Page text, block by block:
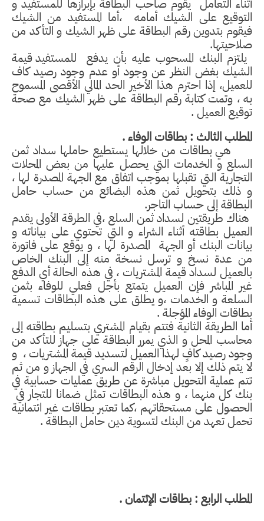
أثناء التعامل يقوم صاحب البطاقة بإبرازها للمستفيد و
التوقيع على الشيك أمامه ،أما المستفيد من الشيك
فيقوم بتدوين رقم البطاقة على ظهر الشيك و التأكد من
صلاحيتها.
يلتزم البنك المسحوب عليه بأن يدفع للمستفيد قيمة
الشيك بغض النظر عن وجود أو عدم وجود رصيد كاف
للعميل، إذا احترم هذا الأخير الحد المالي الأقصى المسموح
به ، وتمت كتابة رقم البطاقة على ظهر الشيك مع صحة
توقيع العميل .
المطلب الثالث : بطاقات الوفاء .
هي بطاقات من خلالها يستطيع حاملها سداد ثمن
السلع و الخدمات التي يحصل عليها من بعض المحلات
التجارية التي تقبلها بموجب اتفاق مع الجهة المصدرة لها ،
و ذلك بتحويل ثمن هذه البضائع من حساب حامل
البطاقة إلى حساب التاجر.
هناك طريقتين لسداد ثمن السلع ،في الطرقة الأولى يقدم
العميل بطاقته أثناء الشراء و التي تحتوي على بياناته و
بيانات البنك أو الجهة المصدرة لها ، و يوقع على فاتورة
من عدة نسخ و ترسل نسخة منه إلى البنك الخاص
بالعميل لسداد قيمة المشتريات ، في هذه الحالة أي الدفع
غير المباشر فإن العميل يتمتع بأجل فعلي للوفاء بثمن
السلعة و الخدمات ،و يطلق على هذه البطاقات تسمية
بطاقات الوفاء المؤجلة .
أما الطريقة الثانية فتتم بقيام المشتري بتسليم بطاقته إلى
محاسب المحل و الذي يمرر البطاقة على جهاز للتأكد من
وجود رصيد كافٍ لهذا العميل لتسديد قيمة المشتريات ، و
لا يتم ذلك إلا بعد إدخال الرقم السري في الجهاز و من ثم
تتم عملية التحويل مباشرة عن طريق عمليات حسابية في
بنك كل منهما ، و هذه البطاقات تمثل ضمانا للتجار في
الحصول على مستحقاتهم ،كما تعتبر بطاقات غير ائتمانية
تحمل تعهد من البنك لتسوية دين حامل البطاقة .
المطلب الرابع : بطاقات الإئتمان .